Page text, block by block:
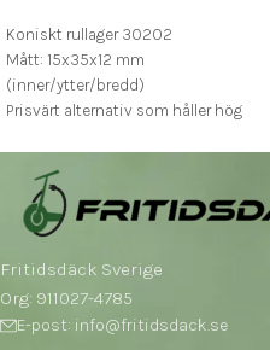
Koniskt rullager 30202
Mått: 15x35x12 mm
(inner/ytter/bredd)
Prisvärt alternativ som håller hög
Fritidsdäck Sverige
Org: 911027-4785
E-post: info@fritidsdack.se